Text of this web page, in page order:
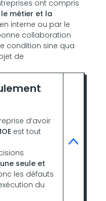
ont compris
métier et la
interne ou par le
collaboration
condition sine qua
de
d’avoir
est tout
une seule et
les défauts
du